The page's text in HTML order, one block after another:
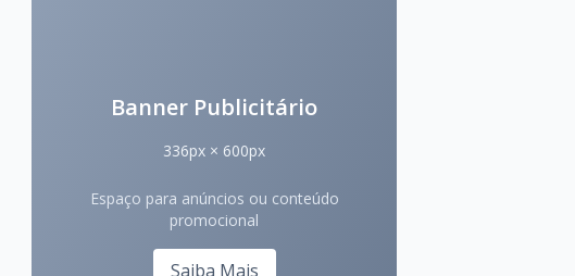
Banner Publicitário
336px × 600px
Espaço para anúncios ou conteúdo
promocional
Saiba Mais